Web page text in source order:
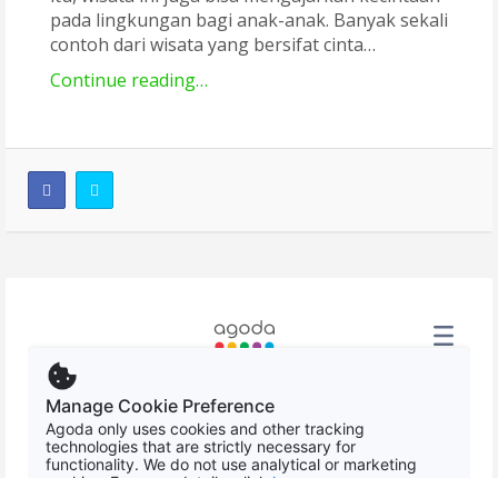
pada lingkungan bagi anak-anak. Banyak sekali
contoh dari wisata yang bersifat cinta…
Continue reading…